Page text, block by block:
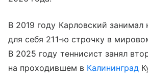
В 2019 году Карловский
для себя 211-ю строчку в
В 2025 году теннисист занял
на проходившем в Калининград